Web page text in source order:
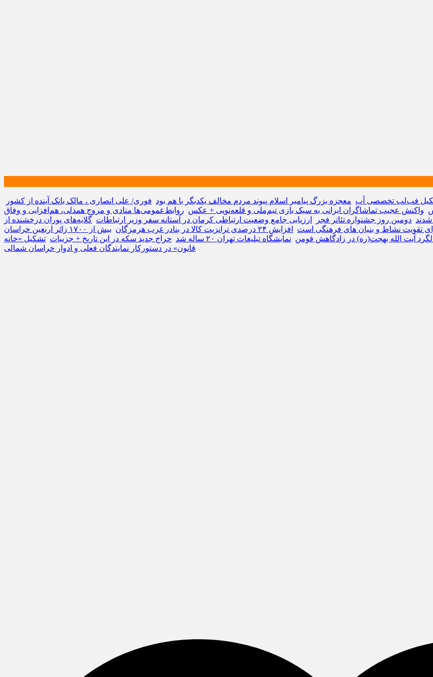
تشکیل فب‌لب تخصصی آب معجزه بزرگ پیامبر اسلام پیوند مردم مخالف یکدیگر با هم بود فوری/ علی انصاری ، مالک بانک آینده از کشور
واکنش عجیب تماشاگران ایرانی به سبک بازی تیم‌ملی و قلعه‌نویی + عکس روابط‌عمومی‌ها منادی و مروج همدلی، هم‌افزایی و وفاق
دومین روز جشنواره تئاتر فجر ارزیابی جامع وضعیت ارتباطی کرمان در آستانه سفر وزیر ارتباطات گلایه‌های پوران درخشنده از
تقویت نشاط و بنیان‌ های فرهنگی است افزایش ۲۴ درصدی ترانزیت کالا در بنادر غرب هرمزگان
بیش از ۱۷۰۰ زائر اربعین خراسان
آیت الله بهجت(ره) در زادگاهش فومن نمایشگاه تبلیغات تهران ۲۰ ساله شد حراج جدید سکه در این تاریخ + جزییات تشکیل «خانه
قانون» در دستورکار نمایندگان فعلی و ادوار خراسان شمالی